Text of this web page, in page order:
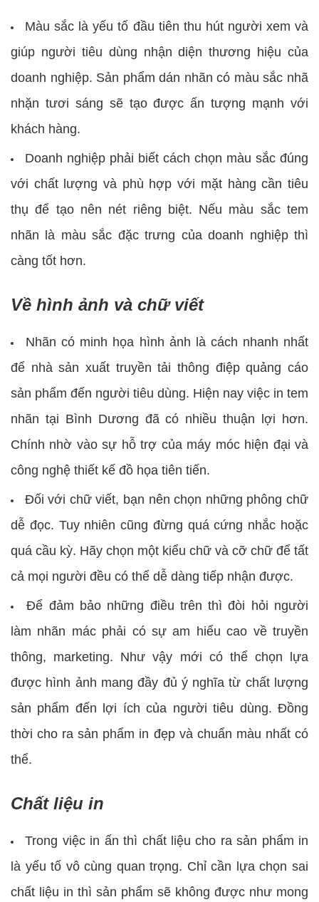
Màu sắc là yếu tố đầu tiên thu hút người xem và
giúp người tiêu dùng nhận diện thương hiệu của
doanh nghiệp. Sản phẩm dán nhãn có màu sắc nhã
nhặn tươi sáng sẽ tạo được ấn tượng mạnh với
khách hàng.
Doanh nghiệp phải biết cách chọn màu sắc đúng
với chất lượng và phù hợp với mặt hàng cần tiêu
thụ để tạo nên nét riêng biệt. Nếu màu sắc tem
nhãn là màu sắc đặc trưng của doanh nghiệp thì
càng tốt hơn.
Về hình ảnh và chữ viết
Nhãn có minh họa hình ảnh là cách nhanh nhất
để nhà sản xuất truyền tải thông điệp quảng cáo
sản phẩm đến người tiêu dùng. Hiện nay việc in tem
nhãn tại Bình Dương đã có nhiều thuận lợi hơn.
Chính nhờ vào sự hỗ trợ của máy móc hiện đại và
công nghệ thiết kế đồ họa tiên tiến.
Đối với chữ viết, bạn nên chọn những phông chữ
dễ đọc. Tuy nhiên cũng đừng quá cứng nhắc hoặc
quá cầu kỳ. Hãy chọn một kiểu chữ và cỡ chữ để tất
cả mọi người đều có thể dễ dàng tiếp nhận được.
Để đảm bảo những điều trên thì đòi hỏi người
làm nhãn mác phải có sự am hiểu cao về truyền
thông, marketing. Như vậy mới có thể chọn lựa
được hình ảnh mang đầy đủ ý nghĩa từ chất lượng
sản phẩm đến lợi ích của người tiêu dùng. Đồng
thời cho ra sản phẩm in đẹp và chuẩn màu nhất có
thể.
Chất liệu in
Trong việc in ấn thì chất liệu cho ra sản phẩm in
là yếu tố vô cùng quan trọng. Chỉ cần lựa chọn sai
chất liệu in thì sản phẩm sẽ không được như mong